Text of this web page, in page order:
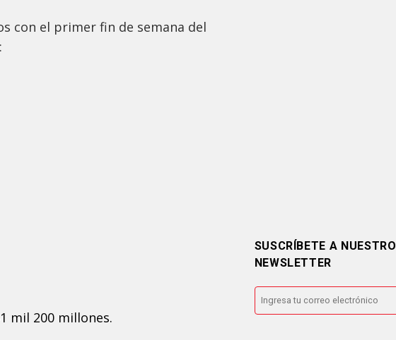
con el primer fin de semana del
mil 200 millones.
SUSCRÍBETE A NUESTRO
NEWSLETTER